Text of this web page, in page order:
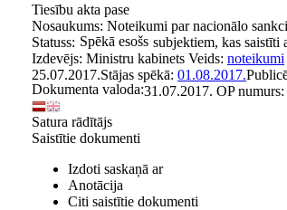
Tiesību akta pase
Nosaukums: Noteikumi par nacionālo
subjektiem, kas saistīti
Statuss: Spēkā esošs
Izdevējs: Ministru kabinets Veids: noteikumi
25.07.2017.Stājas spēkā: 01.08.2017.
31.07.2017. OP numurs:
Dokumenta valoda:
Satura rādītājs
Saistītie dokumenti
Izdoti saskaņā ar
Anotācija
Citi saistītie dokumenti